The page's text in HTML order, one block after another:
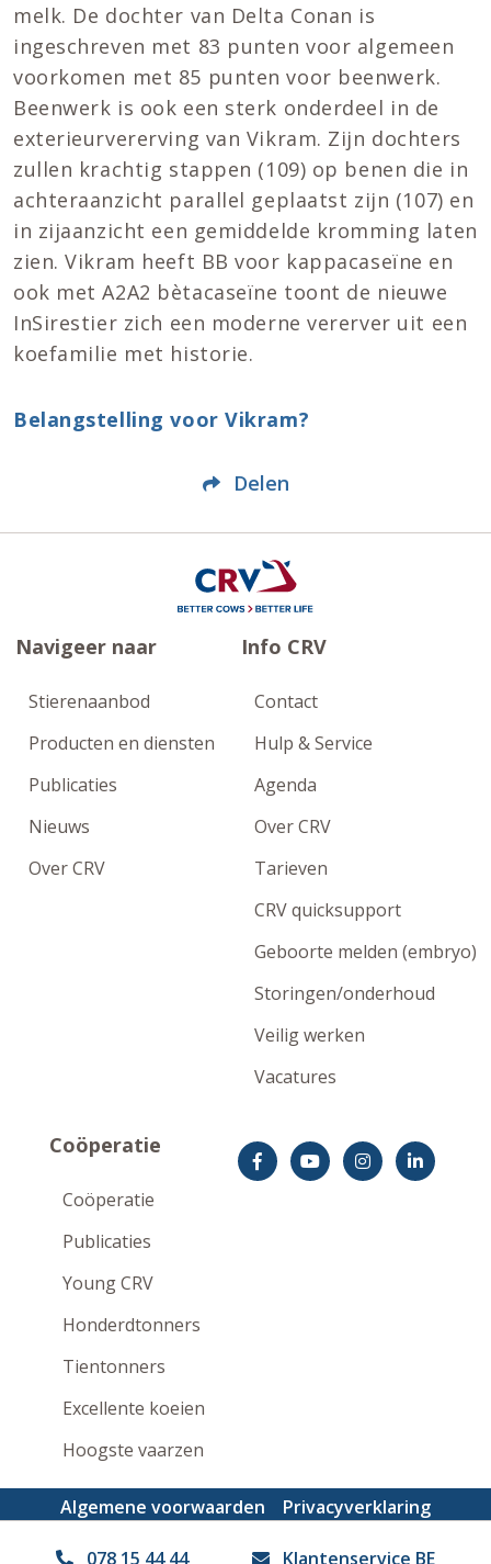
078 15 44 44 Klantenservice BE
melk. De dochter van Delta Conan is
ingeschreven met 83 punten voor algemeen
voorkomen met 85 punten voor beenwerk.
Beenwerk is ook een sterk onderdeel in de
exterieurvererving van Vikram. Zijn dochters
zullen krachtig stappen (109) op benen die in
achteraanzicht parallel geplaatst zijn (107) en
in zijaanzicht een gemiddelde kromming laten
zien. Vikram heeft BB voor kappacaseïne en
ook met A2A2 bètacaseïne toont de nieuwe
InSirestier zich een moderne vererver uit een
koefamilie met historie.
Belangstelling voor Vikram?
Delen
Navigeer naar
Stierenaanbod
Producten en diensten
Publicaties
Nieuws
Over CRV
Info CRV
Contact
Hulp & Service
Agenda
Over CRV
Tarieven
CRV quicksupport
Geboorte melden (embryo)
Storingen/onderhoud
Veilig werken
Vacatures
Coöperatie
Coöperatie
Publicaties
Young CRV
Honderdtonners
Tientonners
Excellente koeien
Hoogste vaarzen
Algemene voorwaarden
Privacyverklaring